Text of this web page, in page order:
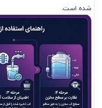
شده است.